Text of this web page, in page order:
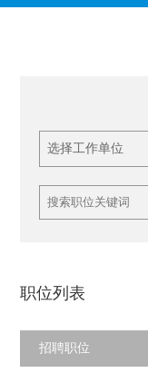
职位列表
招聘职位